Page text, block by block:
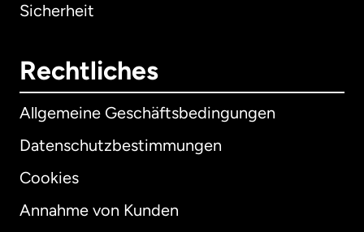
Sicherheit
Rechtliches
Allgemeine Geschäftsbedingungen
Datenschutzbestimmungen
Cookies
Annahme von Kunden